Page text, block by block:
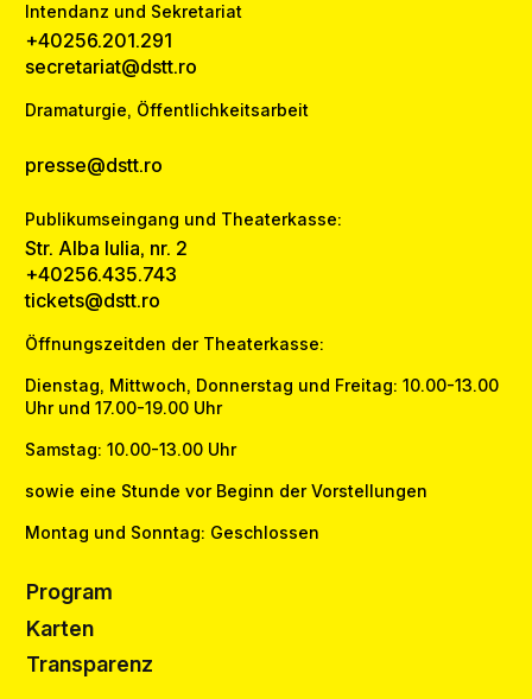
Intendanz und Sekretariat
+40256.201.291
secretariat@dstt.ro
Dramaturgie, Öffentlichkeitsarbeit
presse@dstt.ro
Publikumseingang und Theaterkasse:
Str. Alba Iulia, nr. 2
+40256.435.743
tickets@dstt.ro
Öffnungszeitden der Theaterkasse:
Dienstag, Mittwoch, Donnerstag und Freitag: 10.00-13.00
Uhr und 17.00-19.00 Uhr
Samstag: 10.00-13.00 Uhr
sowie eine Stunde vor Beginn der Vorstellungen
Montag und Sonntag: Geschlossen
Program
Karten
Transparenz